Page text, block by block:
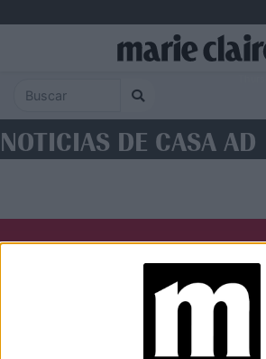
NOTICIAS DE CASA AD
Caras Noticias